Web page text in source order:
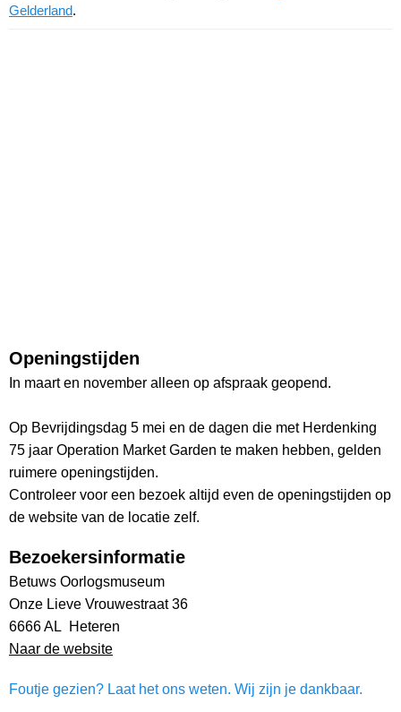
Gelderland.
Openingstijden
In maart en november alleen op afspraak geopend.
Op Bevrijdingsdag 5 mei en de dagen die met Herdenking
75 jaar Operation Market Garden te maken hebben, gelden
ruimere openingstijden.
Controleer voor een bezoek altijd even de openingstijden op
de website van de locatie zelf.
Bezoekersinformatie
Betuws Oorlogsmuseum
Onze Lieve Vrouwestraat 36
6666 AL Heteren
Naar de website
Foutje gezien? Laat het ons weten. Wij zijn je dankbaar.